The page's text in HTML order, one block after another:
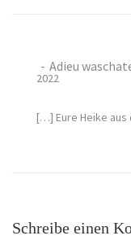
Adieu
2022
[…] Eure Heike
Schreibe einen